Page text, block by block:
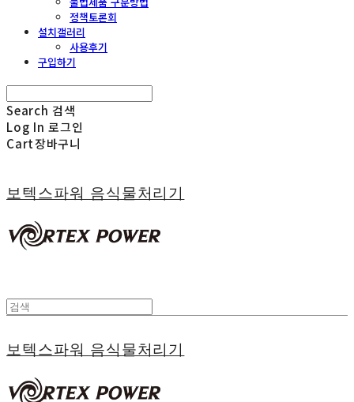
정책토론회
설치갤러리
사용후기
구입하기
Search 검색
Log In 로그인
Cart장바구니
보텍스파워 음식물처리기
보텍스파워 음식물처리기